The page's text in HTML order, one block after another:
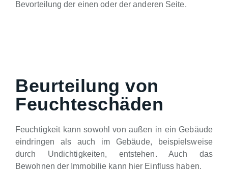
Bevorteilung der einen oder der anderen Seite.
Beurteilung von
Feuchteschäden
Feuchtigkeit kann sowohl von außen in ein Gebäude
eindringen als auch im Gebäude, beispielsweise
durch Undichtigkeiten, entstehen. Auch das
Bewohnen der Immobilie kann hier Einfluss haben.